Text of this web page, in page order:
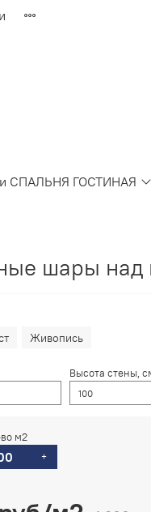
СПАЛЬНЯ ГОСТИНАЯ
шары над
Живопись
Высота стены,
м2
+